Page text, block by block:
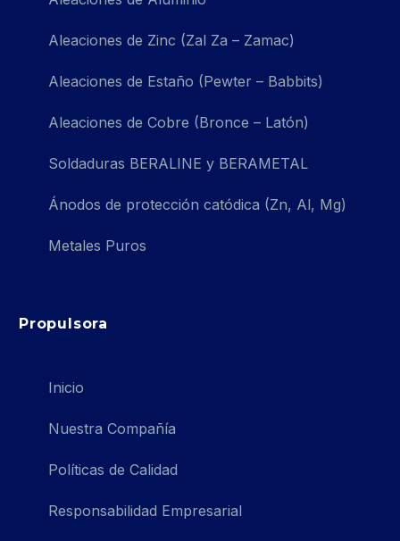
Aleaciones de Zinc (Zal Za – Zamac)
Aleaciones de Estaño (Pewter – Babbits)
Aleaciones de Cobre (Bronce – Latón)
Soldaduras BERALINE y BERAMETAL
Ánodos de protección catódica (Zn, Al, Mg)
Metales Puros
Propulsora
Inicio
Nuestra Compañía
Políticas de Calidad
Responsabilidad Empresarial